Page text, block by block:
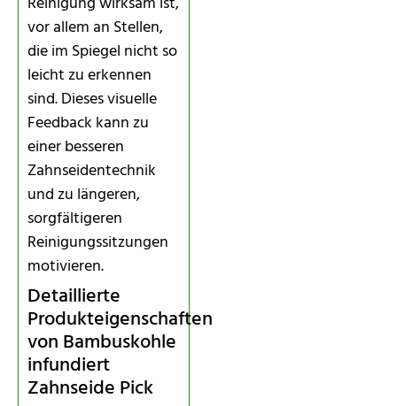
vor allem an Stellen,
die im Spiegel nicht so
leicht zu erkennen
sind. Dieses visuelle
Feedback kann zu
einer besseren
Zahnseidentechnik
und zu längeren,
sorgfältigeren
Reinigungssitzungen
motivieren.
Detaillierte
Produkteigenschaften
von Bambuskohle
infundiert
Zahnseide Pick